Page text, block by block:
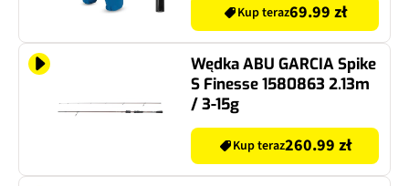
Kup teraz69.99 zł
Wędka ABU GARCIA Spike
S Finesse 1580863 2.13m
/ 3-15g
Kup teraz260.99 zł